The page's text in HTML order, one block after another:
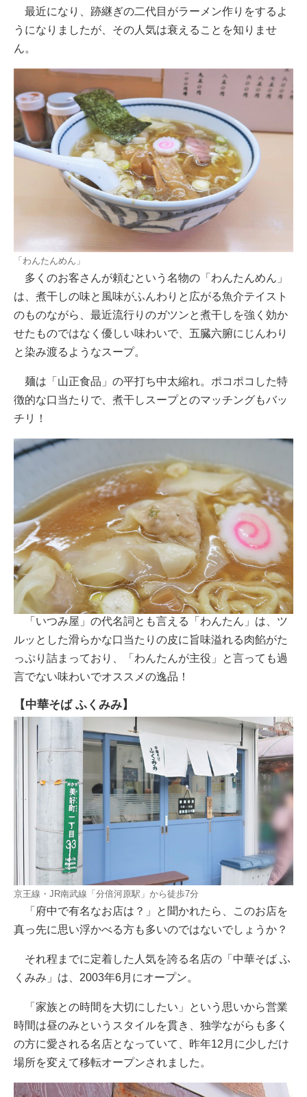
最近になり、跡継ぎの二代目がラーメン作りをするよ
うになりましたが、その人気は衰えることを知りませ
ん。
「わんたんめん」
多くのお客さんが頼むという名物の「わんたんめん」
は、煮干しの味と風味がふんわりと広がる魚介テイスト
のものながら、最近流行りのガツンと煮干しを強く効か
せたものではなく優しい味わいで、五臓六腑にじんわり
と染み渡るようなスープ。
麺は「山正食品」の平打ち中太縮れ。ポコポコした特
徴的な口当たりで、煮干しスープとのマッチングもバッ
チリ！
「いつみ屋」の代名詞とも言える「わんたん」は、ツ
ルッとした滑らかな口当たりの皮に旨味溢れる肉餡がた
っぷり詰まっており、「わんたんが主役」と言っても過
言でない味わいでオススメの逸品！
【中華そば ふくみみ】
京王線・JR南武線「分倍河原駅」から徒歩7分
「府中で有名なお店は？」と聞かれたら、このお店を
真っ先に思い浮かべる方も多いのではないでしょうか？
それ程までに定着した人気を誇る名店の「中華そば ふ
くみみ」は、2003年6月にオープン。
「家族との時間を大切にしたい」という思いから営業
時間は昼のみというスタイルを貫き、独学ながらも多く
の方に愛される名店となっていて、昨年12月に少しだけ
場所を変えて移転オープンされました。